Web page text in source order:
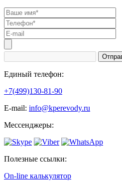
Единый телефон:
+7(499)130-81-90
Е-mail: info@kperevody.ru
Мессенджеры:
Полезные ссылки:
On-line калькулятор